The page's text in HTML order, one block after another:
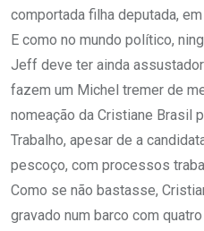
comportada filha deputada,
E como no mundo político,
Jeff deve ter ainda
fazem um Michel tremer de
nomeação da Cristiane Brasil
Trabalho, apesar de a
pescoço, com processos
Como se não bastasse,
gravado num barco com